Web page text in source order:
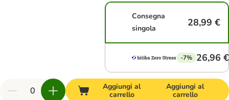
Consegna
singola
28,99 €
-7% 26,96 €
Aggiungi al
carrello
Aggiungi al
carrello